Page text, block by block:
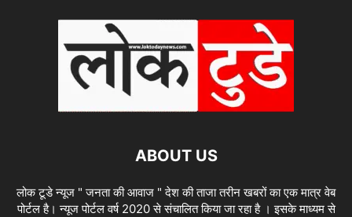
ABOUT US
लोक टूडे न्यूज " जनता की आवाज " देश की ताजा तरीन खबरों का एक मात्र वेब
पोर्टल है। न्यूज पोर्टल वर्ष 2020 से संचालित किया जा रहा है । इसके माध्यम से